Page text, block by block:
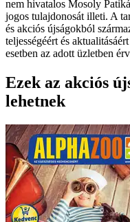
nem hivatalos Mosoly
jogos tulajdonosát illeti. A
és akciós újságokból
teljességéért és
esetben az adott üzletben
Ezek az akciós
lehetnek